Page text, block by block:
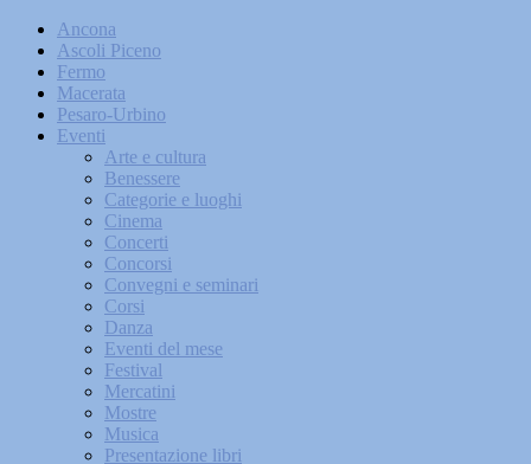
Ancona
Ascoli Piceno
Fermo
Macerata
Pesaro-Urbino
Eventi
Arte e cultura
Benessere
Categorie e luoghi
Cinema
Concerti
Concorsi
Convegni e seminari
Corsi
Danza
Eventi del mese
Festival
Mercatini
Mostre
Musica
Presentazione libri